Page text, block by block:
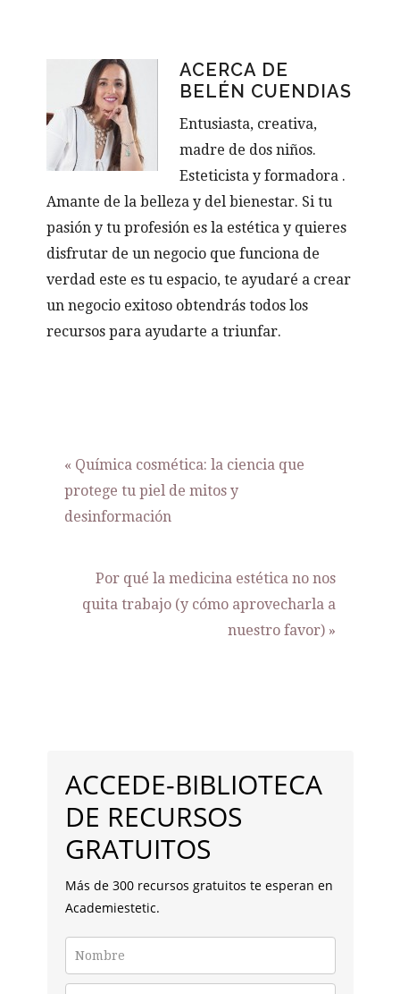
ACERCA DE
BELÉN CUENDIAS
Entusiasta, creativa,
madre de dos niños.
Esteticista y formadora .
Amante de la belleza y del bienestar. Si tu
pasión y tu profesión es la estética y quieres
disfrutar de un negocio que funciona de
verdad este es tu espacio, te ayudaré a crear
un negocio exitoso obtendrás todos los
recursos para ayudarte a triunfar.
Entrada
anterior:
« Química cosmética: la ciencia que
protege tu piel de mitos y
desinformación
Siguiente
entrada:
Por qué la medicina estética no nos
quita trabajo (y cómo aprovecharla a
nuestro favor) »
LATERAL
PRINCIPAL
ACCEDE-BIBLIOTECA
DE RECURSOS
GRATUITOS
Más de 300 recursos gratuitos te esperan en
Academiestetic.